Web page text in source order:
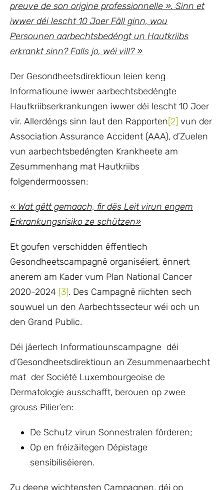
preuve de son origine professionnelle ». Sinn et
iwwer déi lescht 10 Joer Fäll ginn, wou
Persounen aarbechtsbedéngt un Hautkriibs
erkrankt sinn? Falls jo, wéi vill? »
Der Gesondheetsdirektioun leien keng
Informatioune iwwer aarbechtsbedéngte
Hautkriibserkrankungen iwwer déi lescht 10 Joer
vir. Allerdéngs sinn laut den Rapporten[2] vun der
Association Assurance Accident (AAA), d’Zuelen
vun aarbechtsbedéngten Krankheete am
Zesummenhang mat Hautkriibs
folgendermoossen:
« Wat gëtt gemaach, fir dës Leit virun engem
Erkrankungsrisiko ze schützen»
Et goufen verschidden ëffentlech
Gesondheetscampagnë organiséiert, ënnert
anerem am Kader vum Plan National Cancer
2020-2024 [3]. Des Campagnë riichten sech
souwuel un den Aarbechtssecteur wéi och un
den Grand Public.
Déi jäerlech Informatiounscampagne déi
d’Gesondheetsdirektioun an Zesummenaarbecht
mat der Société Luxembourgeoise de
Dermatologie ausschafft, berouen op zwee
grouss Pilier’en:
De Schutz virun Sonnestralen förderen;
Op en fréizäitegen Dépistage
sensibiliséieren.
Zu deene wichtegsten Campagnen, déi op